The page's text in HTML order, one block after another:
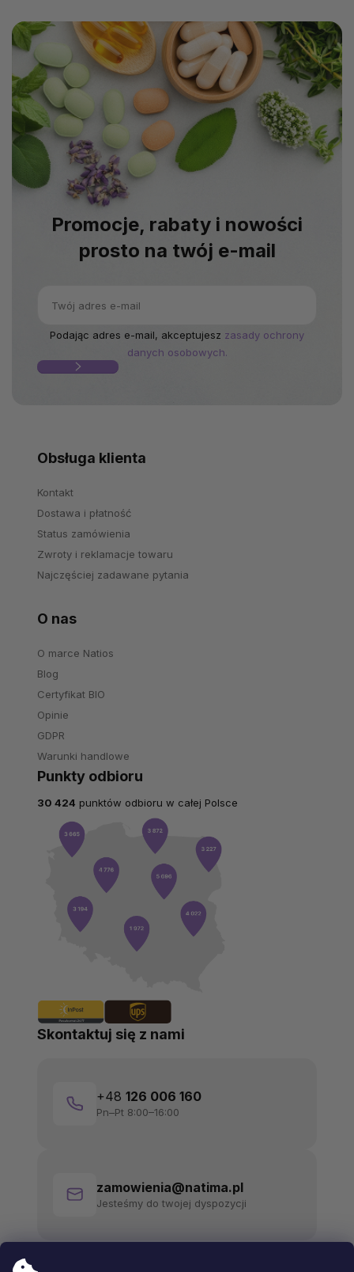
Promocje, rabaty i nowości
prosto na twój e-mail
Podając adres e-mail, akceptujesz zasady ochrony
danych osobowych.
Obsługa klienta
Kontakt
Dostawa i płatność
Status zamówienia
Zwroty i reklamacje towaru
Najczęściej zadawane pytania
O nas
O marce Natios
Blog
Certyfikat BIO
Opinie
GDPR
Warunki handlowe
Skontaktuj się z nami
+48 126 006 160
Pn–Pt 8:00–16:00
zamowienia@natima.pl
Jesteśmy do twojej dyspozycji
Punkty odbioru
30 424 punktów odbioru w całej Polsce